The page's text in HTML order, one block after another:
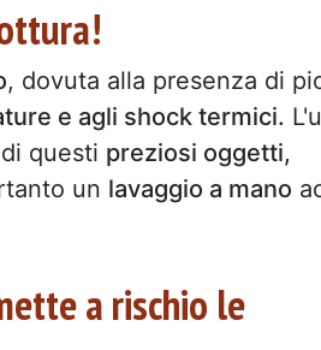
, dovuta alla presenza di
e agli shock termici.
questi preziosi oggetti,
un lavaggio a mano
a rischio le